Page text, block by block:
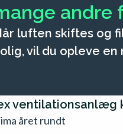
andre
luften skiftes og
vil du opleve
ventilationsanlæg
året rundt